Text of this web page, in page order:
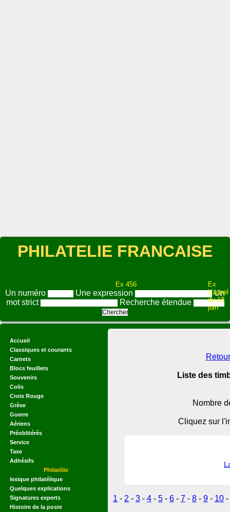
PHILATELIE FRANCAISE
Ex 456
Ex
L'appel
du 18
juin
Un numéro Une expression
Un
mot strict
Recherche étendue
Accueil
Classiques et courants
Carnets
Blocs feuillets
Souvenirs
Colis
Croix Rouge
Grève
Guerre
Aériens
Préoblitérés
Service
Taxe
Adhésifs
Philatélie
lexique philatélique
Quelques explications
Signatures experts
Histoire de la poste
Liste des
Nombre
Cliquez sur
1 - 2 - 3 - 4 - 5 - 6 - 7 - 8 - 9 - 10 -